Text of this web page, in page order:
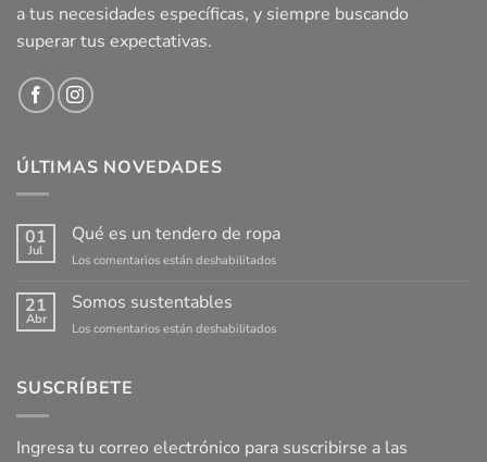
a tus necesidades específicas, y siempre buscando
superar tus expectativas.
ÚLTIMAS NOVEDADES
01
Jul
Qué es un tendero de ropa
Los comentarios están deshabilitadosen
tendero
21
Abr
Somos sustentables
Los comentarios están deshabilitadosen
SUSCRÍBETE
Ingresa tu correo electrónico para suscribirse a las